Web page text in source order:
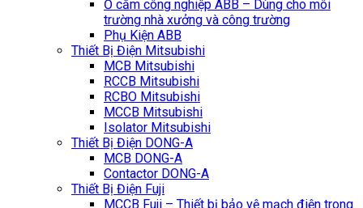
Ổ cắm công nghiệp ABB – Dùng cho môi
trường nhà xưởng và công trường
Phụ Kiện ABB
Thiết Bị Điện Mitsubishi
MCB Mitsubishi
RCCB Mitsubishi
RCBO Mitsubishi
MCCB Mitsubishi
Isolator Mitsubishi
Thiết Bị Điện DONG-A
MCB DONG-A
Contactor DONG-A
Thiết Bị Điện Fuji
MCCB Fuji – Thiết bị bảo vệ mạch điện trong